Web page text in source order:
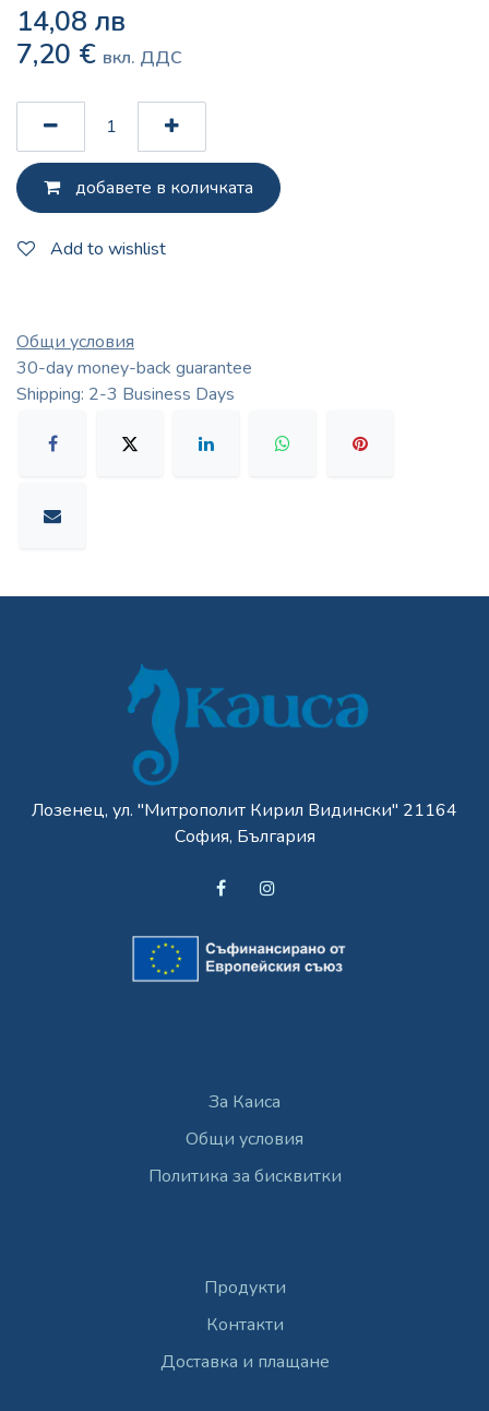
14,08 лв
7,20 € вкл. ДДС
добавете в количката
Add to wishlist
Общи условия
30-day money-back guarantee
Shipping: 2-3 Business Days
За Каиса
Общи условия
Политика за бисквитки
Продукти
Контакти
Доставка и плащане
Лозенец, ул. "Митрополит Кирил Видински" 21164
София, България